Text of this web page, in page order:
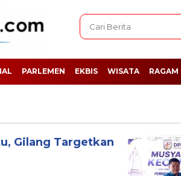
PARLEMEN EKBIS WISATA RAGAM
Gilang Targetkan